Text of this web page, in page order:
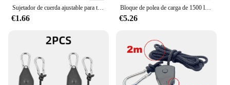
€1.66
Bloque de polea de carga de 1500 libras con ojo de acero inoxidable, polea de cuerda giratoria, corredor de bloque de rodamiento liso para velero para barco y Pilates
€5.26